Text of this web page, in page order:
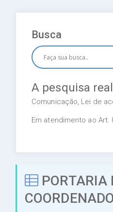
Busca
A pesquisa
Comunicação, Lei de
Em atendimento ao Art.
PORTARIA